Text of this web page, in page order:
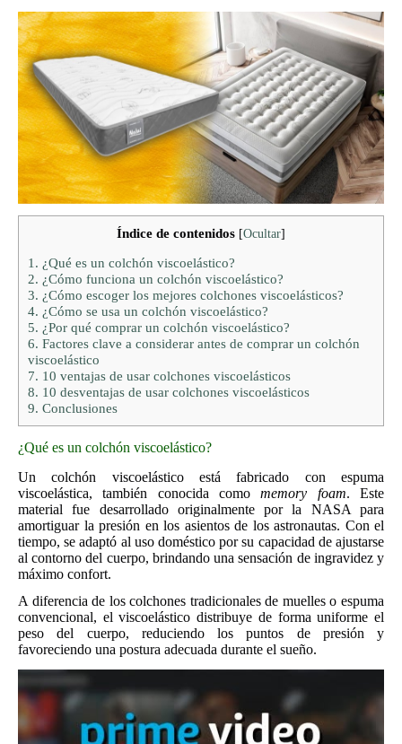
Índice de contenidos [Ocultar]
1. ¿Qué es un colchón viscoelástico?
2. ¿Cómo funciona un colchón viscoelástico?
3. ¿Cómo escoger los mejores colchones viscoelásticos?
4. ¿Cómo se usa un colchón viscoelástico?
5. ¿Por qué comprar un colchón viscoelástico?
6. Factores clave a considerar antes de comprar un colchón
viscoelástico
7. 10 ventajas de usar colchones viscoelásticos
8. 10 desventajas de usar colchones viscoelásticos
9. Conclusiones
¿Qué es un colchón viscoelástico?
Un colchón viscoelástico está fabricado con espuma
viscoelástica, también conocida comomemory foam. Este
material fue desarrollado originalmente por la NASA para
amortiguar la presión en los asientos de los astronautas. Con el
tiempo, se adaptó al uso doméstico por su capacidad de ajustarse
al contorno del cuerpo, brindando una sensación de ingravidez y
máximo confort.
A diferencia de los colchones tradicionales de muelles o espuma
convencional, el viscoelástico distribuye de forma uniforme el
peso del cuerpo, reduciendo los puntos de presión y
favoreciendo una postura adecuada durante el sueño.